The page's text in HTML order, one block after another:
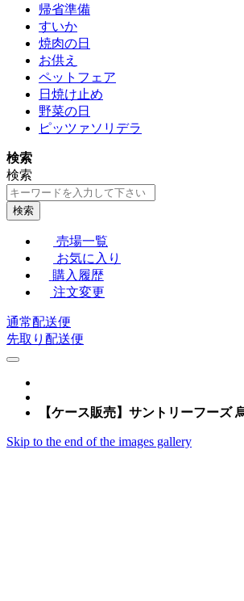
帰省準備
すいか
焼肉の日
お供え
ペットフェア
日焼け止め
野菜の日
ピッツァソリデラ
検索
検索
検索
売場一覧
お気に入り
購入履歴
注文変更
通常配送便
先取り配送便
【ケース販売】サントリーフーズ
Skip to the end of the images gallery